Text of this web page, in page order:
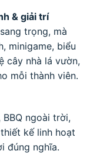
& giải trí
trọng, mà
minigame, biểu
cây nhà lá vườn,
mỗi thành viên.
ngoài trời,
kế linh hoạt
đúng nghĩa.